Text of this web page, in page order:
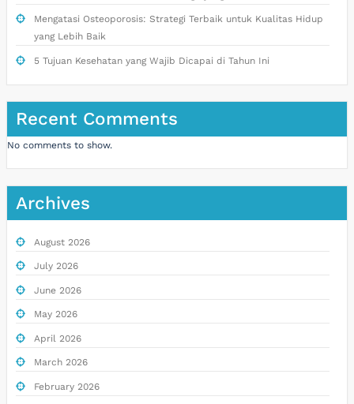
Mengatasi Osteoporosis: Strategi Terbaik untuk Kualitas Hidup
yang Lebih Baik
5 Tujuan Kesehatan yang Wajib Dicapai di Tahun Ini
Recent Comments
No comments to show.
Archives
August 2026
July 2026
June 2026
May 2026
April 2026
March 2026
February 2026